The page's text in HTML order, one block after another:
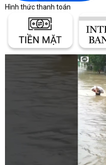
Hình thức thanh toán